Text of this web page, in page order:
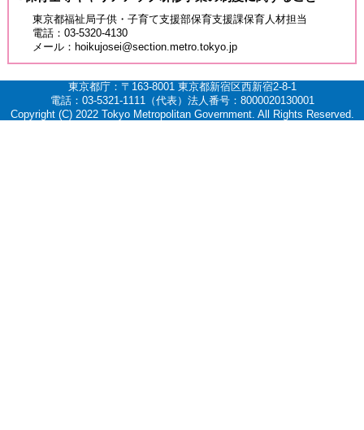
東京都福祉局子供・子育て支援部保育支援課保育人材担当
電話：03-5320-4130
メール：hoikujosei@section.metro.tokyo.jp
東京都庁：〒163-8001 東京都新宿区西新宿2-8-1
電話：03-5321-1111（代表）法人番号：8000020130001
Copyright (C) 2022 Tokyo Metropolitan Government. All Rights Reserved.